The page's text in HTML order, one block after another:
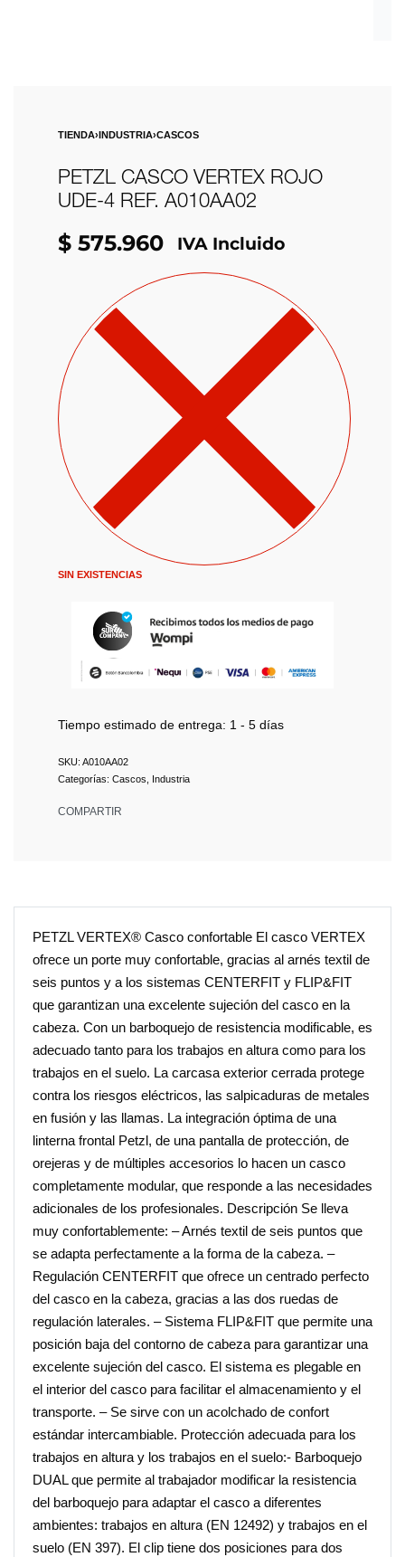
TIENDA›INDUSTRIA›CASCOS
PETZL CASCO VERTEX ROJO
UDE-4 REF. A010AA02
$ 575.960 IVA Incluido
SIN EXISTENCIAS
Tiempo estimado de entrega: 1 - 5 días
A010AA02
Categorías: Cascos Industria
COMPARTIR
PETZL VERTEX® Casco confortable El casco VERTEX
ofrece un porte muy confortable, gracias al arnés textil de
seis puntos y a los sistemas CENTERFIT y FLIP&FIT
que garantizan una excelente sujeción del casco en la
cabeza. Con un barboquejo de resistencia modificable, es
adecuado tanto para los trabajos en altura como para los
trabajos en el suelo. La carcasa exterior cerrada protege
contra los riesgos eléctricos, las salpicaduras de metales
en fusión y las llamas. La integración óptima de una
linterna frontal Petzl, de una pantalla de protección, de
orejeras y de múltiples accesorios lo hacen un casco
completamente modular, que responde a las necesidades
adicionales de los profesionales. Descripción Se lleva
muy confortablemente: – Arnés textil de seis puntos que
se adapta perfectamente a la forma de la cabeza. –
Regulación CENTERFIT que ofrece un centrado perfecto
del casco en la cabeza, gracias a las dos ruedas de
regulación laterales. – Sistema FLIP&FIT que permite una
posición baja del contorno de cabeza para garantizar una
excelente sujeción del casco. El sistema es plegable en
el interior del casco para facilitar el almacenamiento y el
transporte. – Se sirve con un acolchado de confort
estándar intercambiable. Protección adecuada para los
trabajos en altura y los trabajos en el suelo:- Barboquejo
DUAL que permite al trabajador modificar la resistencia
del barboquejo para adaptar el casco a diferentes
ambientes: trabajos en altura (EN 12492) y trabajos en el
suelo (EN 397). El clip tiene dos posiciones para dos